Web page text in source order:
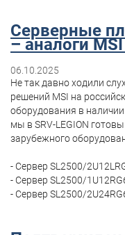
Серверные
– аналоги
06.10.2025
Не так давно ходили
решений MSI на
оборудования в
мы в SRV-LEGION
зарубежного
- Сервер SL2500/
- Сервер SL2500/
- Сервер SL2500/